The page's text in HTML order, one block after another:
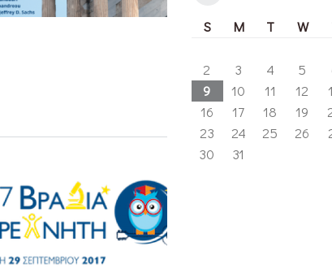
S M T W
2
3 4 5
9
10 11 12
16
17 18 19
23
24 25 26
30
31